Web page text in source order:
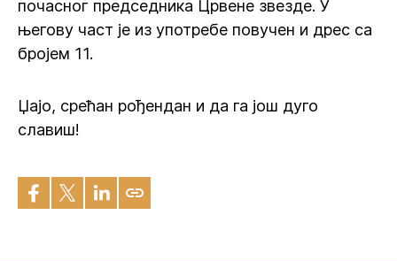
почасног председника Црвене звезде. У
његову част је из употребе повучен и дрес са
бројем 11.
Џајо, срећан рођендан и да га још дуго
славиш!